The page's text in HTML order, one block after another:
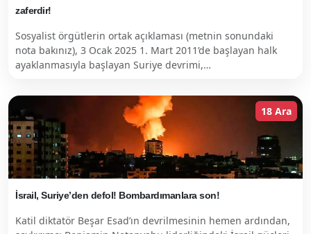
zaferdir!
Sosyalist örgütlerin ortak açıklaması (metnin sonundaki
nota bakınız), 3 Ocak 2025 1. Mart 2011’de başlayan halk
ayaklanmasıyla başlayan Suriye devrimi,…
18 Ara
İsrail, Suriye’den defol! Bombardımanlara son!
Katil diktatör Beşar Esad’ın devrilmesinin hemen ardından,